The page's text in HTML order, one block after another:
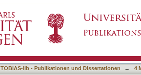
TOBIAS-lib - Publikationen und Dissertationen → 4